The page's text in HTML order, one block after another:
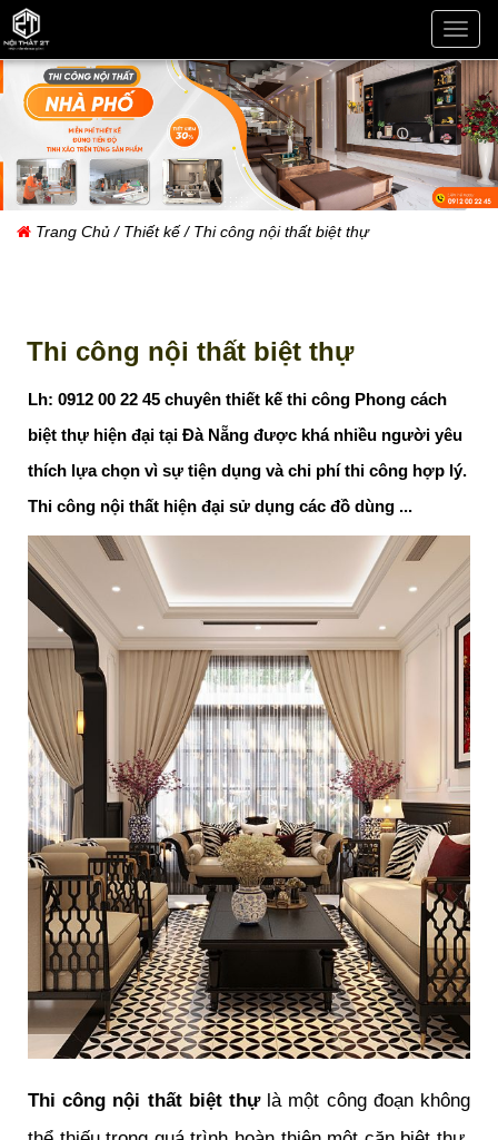
THI
NỘI
THẤT
ĐÀ
Trang Chủ/Thiết kế/ Thi công nội thất biệt thự
Thi công nội thất biệt thự
Lh: 0912 00 22 45 chuyên thiết kế thi công Phong cách
biệt thự hiện đại tại Đà Nẵng được khá nhiều người yêu
thích lựa chọn vì sự tiện dụng và chi phí thi công hợp lý.
Thi công nội thất hiện đại sử dụng các đồ dùng ...
Thi công nội thất biệt thựlà một công đoạn không